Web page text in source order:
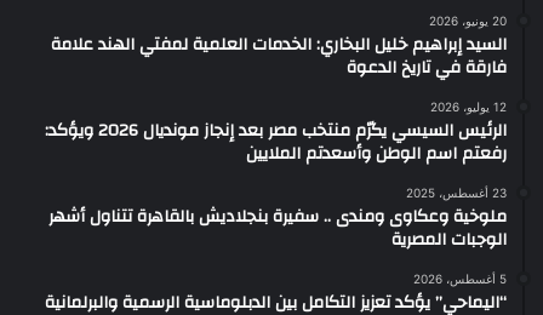
20 يونيو، 2026
السيد إبراهيم خليل البخاري: الخدمات العلمية لمفتي الهند علامة
فارقة في تاريخ الدعوة
12 يوليو، 2026
الرئيس السيسي يكرّم منتخب مصر بعد إنجاز مونديال 2026 ويؤكد:
رفعتم اسم الوطن وأسعدتم الملايين
23 أغسطس، 2025
ملوخية وعكاوى ومندى .. سفيرة بنجلاديش بالقاهرة تتناول أشهر
الوجبات المصرية
5 أغسطس، 2026
“اليماحي” يؤكد تعزيز التكامل بين الدبلوماسية الرسمية والبرلمانية